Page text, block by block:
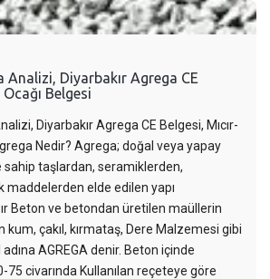
Analizi, Diyarbakır Agrega CE
Ocağı Belgesi
Diyarbakır Agrega CE Belgesi, Mıcır-
Nedir? Agrega; doğal veya yapay
taşlardan, seramiklerden,
elde edilen yapı
Beton ve betondan üretilen maüllerin
kum, çakıl, kırmataş, Dere Malzemesi gibi
AGREGA denir. Beton içinde
75 civarında Kullanılan reçeteye göre